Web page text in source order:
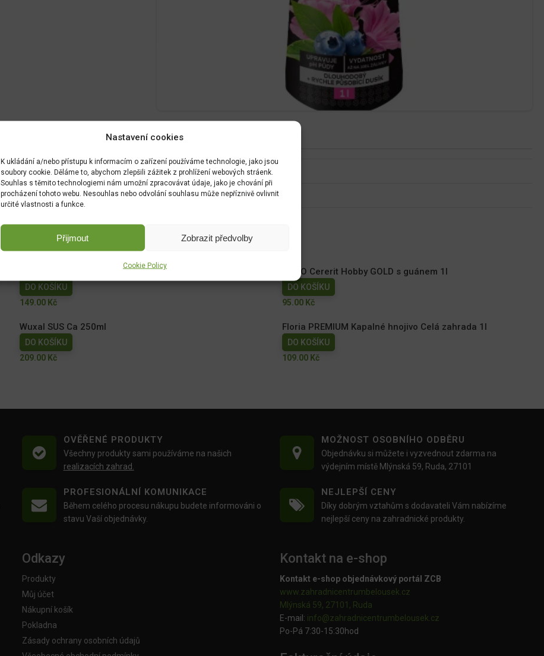
Nastavení cookies
K ukládání a/nebo přístupu k informacím o zařízení používáme technologie, jako jsou
soubory cookie. Děláme to, abychom zlepšili zážitek z prohlížení webových stráenk.
Souhlas s těmito technologiemi nám umožní zpracovávat údaje, jako je chování při
procházení tohoto webu. Nesouhlas nebo odvolání souhlasu může nepříznivě ovlivnit
určité vlastnosti a funkce.
Přijmout Zobrazit předvolby
Cookie Policy
NATURA Kapalné hnojivo na vyvýšené záhony 1l
DO KOŠÍKU
149.00 Kč
AGRO Cererit Hobby GOLD s guánem 1l
DO KOŠÍKU
95.00 Kč
Wuxal SUS Ca 250ml
DO KOŠÍKU
209.00 Kč
Floria PREMIUM Kapalné hnojivo Celá zahrada 1l
DO KOŠÍKU
109.00 Kč
OVĚŘENÉ PRODUKTY
Všechny produkty sami používáme na našich
realizacích zahrad.
MOŽNOST OSOBNÍHO ODBĚRU
Objednávku si můžete i vyzvednout zdarma na
výdejním místě Mlýnská 59, Ruda, 27101
PROFESIONÁLNÍ KOMUNIKACE
Během celého procesu nákupu budete informováni o
stavu Vaší objednávky.
NEJLEPŠÍ CENY
Díky dobrým vztahům s dodavateli Vám nabízíme
nejlepší ceny na zahradnické produkty.
Odkazy
Produkty
Můj účet
Nákupní košík
Pokladna
Zásady ochrany osobních údajů
Kontakt na e-shop
Kontakt e-shop objednávkový portál ZCB
www.zahradnicentrumbelousek.cz
Mlýnská 59, 27101, Ruda
E-mail: info@zahradnicentrumbelousek. cz
Po-Pá 7:30-15:30hod